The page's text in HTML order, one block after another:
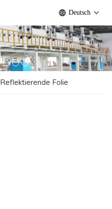
Deutsch
Reflektierende Folie